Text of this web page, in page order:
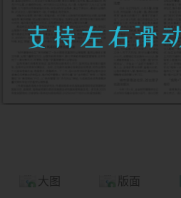
大图 版面